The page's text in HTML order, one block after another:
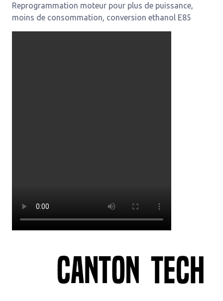
Reprogrammation moteur pour plus de puissance,
moins de consommation, conversion ethanol E85